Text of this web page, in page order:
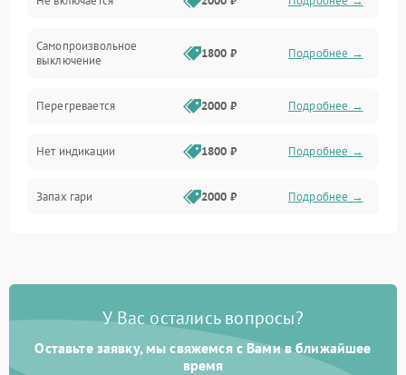
Самопроизвольное
выключение
1800 ₽ Подробнее →
Перегревается 2000 ₽ Подробнее →
Нет индикации 1800 ₽ Подробнее →
Запах гари 2000 ₽ Подробнее →
У Вас остались вопросы?
Оставьте заявку, мы свяжемся с Вами в ближайшее
время